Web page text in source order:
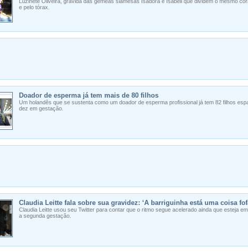
e pelo tórax.
Doador de esperma já tem mais de 80 filhos
Um holandês que se sustenta como um doador de esperma profissional já tem 82 filhos
dez em gestação.
Claudia Leitte fala sobre sua gravidez: ‘A barriguinha está uma coisa
Claudia Leitte usou seu Twitter para contar que o ritmo segue acelerado ainda que esteja
a segunda gestação.